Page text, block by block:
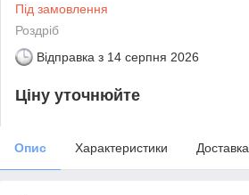
Під замовлення
Роздріб
Відправка з 14 серпня 2026
Ціну уточнюйте
Опис Характеристики Доставка